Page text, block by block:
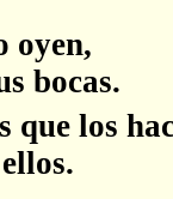
oyen,
bocas.
que los